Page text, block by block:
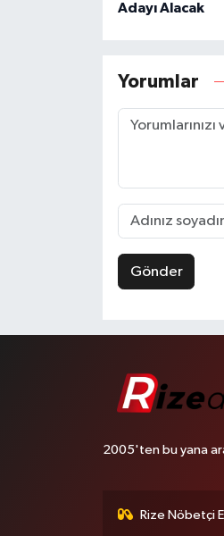
Adayı Alacak
Yorumlar
Gönder
2005'ten bu yana
Rize Nöbetçi